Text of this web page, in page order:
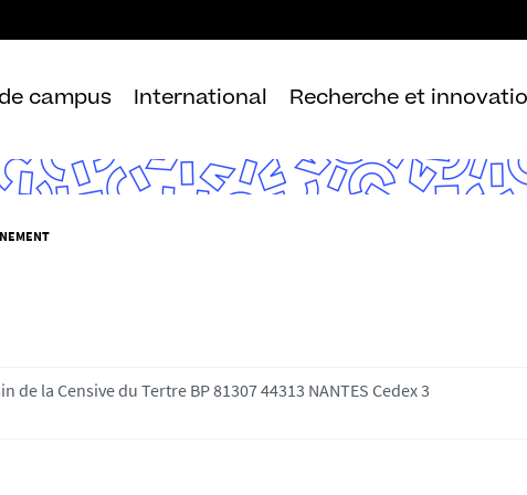
au
campus International Recherche et
de la Censive du Tertre BP 81307 44313 NANTES Cedex 3